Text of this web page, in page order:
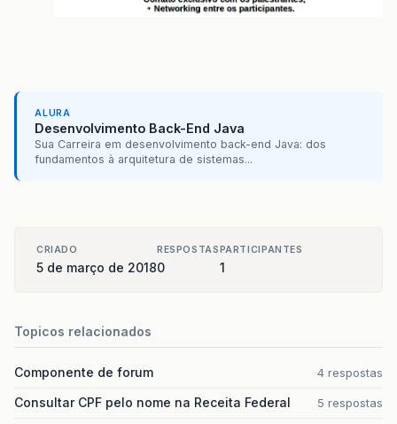
ALURA
Desenvolvimento Back-End Java
Sua Carreira em desenvolvimento back-end Java: dos
fundamentos à arquitetura de sistemas...
CRIADO
5 de março de 2018
RESPOSTAS
0
PARTICIPANTES
1
Topicos relacionados
Componente de forum 4 respostas
Consultar CPF pelo nome na Receita Federal 5 respostas